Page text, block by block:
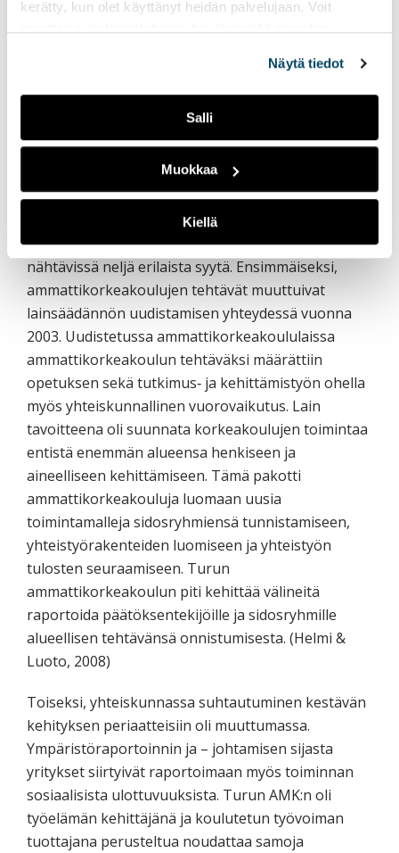
kerätty, kun olet käyttänyt heidän palvelujaan. Voit
Näytä tiedot
Salli
Muokkaa
Kiellä
Yhteiskuntavastuuraportista on tullut keskeinen
viestii sekä korkeakoulun sisällä että kumppaneille
Raportti onkin nähty hyvänä käytäntönä
vuotta 2010 koskeva yhteiskuntavastuuraportti on
järjestyksessään jo kahdeksas.
Raportoinnin aloittamiseen vuonna 2004 on
nähtävissä neljä erilaista syytä. Ensimmäiseksi,
ammattikorkeakoulujen tehtävät muuttuivat
lainsäädännön uudistamisen yhteydessä vuonna
2003. Uudistetussa ammattikorkeakoululaissa
ammattikorkeakoulun tehtäväksi määrättiin
opetuksen sekä tutkimus‐ ja kehittämistyön ohella
myös yhteiskunnallinen vuorovaikutus. Lain
tavoitteena oli suunnata korkeakoulujen toimintaa
entistä enemmän alueensa henkiseen ja
aineelliseen kehittämiseen. Tämä pakotti
ammattikorkeakouluja luomaan uusia
toimintamalleja sidosryhmiensä tunnistamiseen,
yhteistyörakenteiden luomiseen ja yhteistyön
tulosten seuraamiseen. Turun
ammattikorkeakoulun piti kehittää välineitä
raportoida päätöksentekijöille ja sidosryhmille
alueellisen tehtävänsä onnistumisesta. (Helmi &
Luoto, 2008)
Toiseksi, yhteiskunnassa suhtautuminen kestävän
kehityksen periaatteisiin oli muuttumassa.
Ympäristöraportoinnin ja – johtamisen sijasta
yritykset siirtyivät raportoimaan myös toiminnan
sosiaalisista ulottuvuuksista. Turun AMK:n oli
työelämän kehittäjänä ja koulutetun työvoiman
tuottajana perusteltua noudattaa samoja